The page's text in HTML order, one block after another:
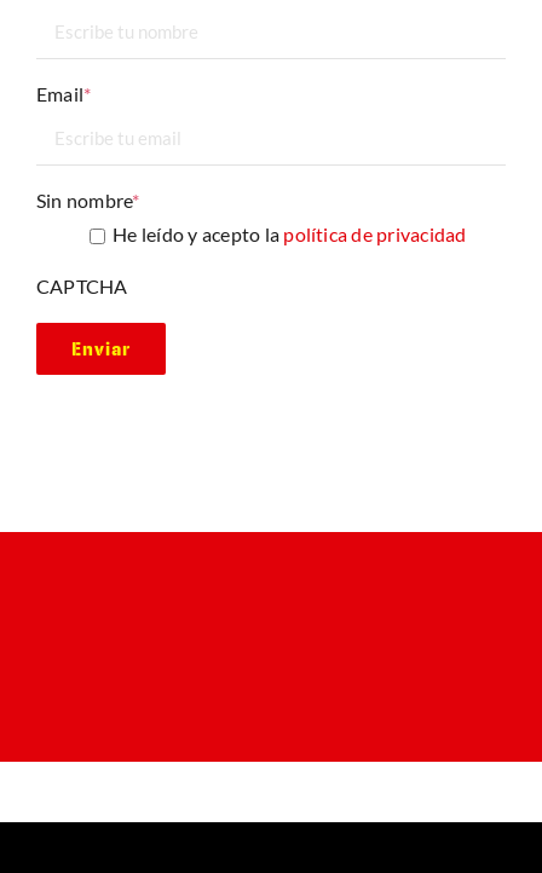
Email*
Sin nombre*
He leído y acepto la política de privacidad
CAPTCHA